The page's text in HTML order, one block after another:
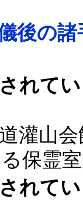
儀後の
れて
灌山
保霊
れて